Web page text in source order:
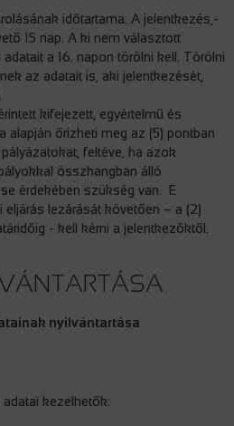
időtartama: A jelentkezés,-
15 nap. A ki nem választott
a 16. napon törölni kell. Törölni
az adatait is, aki jelentkezését,
kifejezett, egyértelmű és
alapján őrizheti meg az (5) pontban
feltéve, ha azok
összhangban álló
érdekében szükség van. E
eljárás lezárását követően – a (2)
- kell kérni a jelentkezőktől.
nyilvántartása
kezelhetők: